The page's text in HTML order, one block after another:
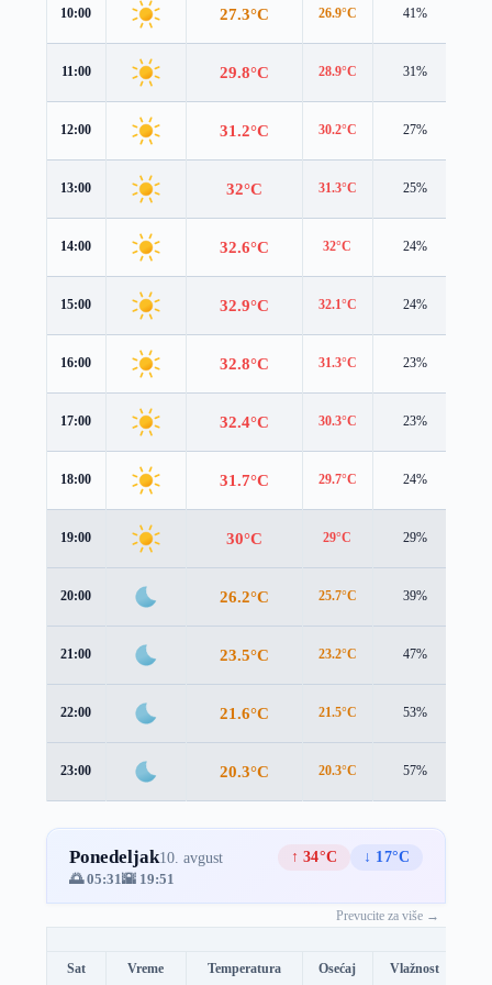
10:00 27.3°C 26.9°C 41%
11:00 29.8°C 28.9°C 31%
12:00 31.2°C 30.2°C 27%
13:00 32°C 31.3°C 25%
14:00 32.6°C 32°C 24%
15:00 32.9°C 32.1°C 24%
16:00 32.8°C 31.3°C 23%
17:00 32.4°C 30.3°C 23%
18:00 31.7°C 29.7°C 24%
19:00 30°C 29°C 29%
20:00 26.2°C 25.7°C 39%
21:00 23.5°C 23.2°C 47%
22:00 21.6°C 21.5°C 53%
23:00 20.3°C 20.3°C 57%
Ponedeljak10. avgust ↑ 34°C
↓ 17°C
🌅 05:31🌇 19:51
Prevucite za više →
Sat Vreme Temperatura Osećaj Vlažnost